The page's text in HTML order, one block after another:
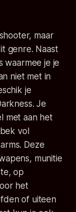
maar
genre. Naast
waarmee je je
niet met in
je
Je
met aan het
vol
. Deze
munitie
op
het
of uiteen